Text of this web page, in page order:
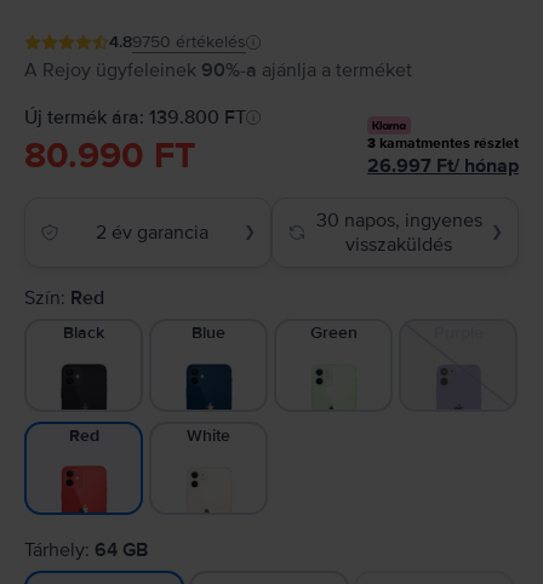
4.89750 értékelés
A Rejoy ügyfeleinek 90%-a ajánlja a terméket
Új termék ára: 139.800 FT
80.990 FT 3 kamatmentes részlet
26.997 Ft/ hónap
2 év garancia ❯
30 napos, ingyenes
visszaküldés
❯
Szín: Red
Black Blue Green
Red White
Tárhely: 64 GB